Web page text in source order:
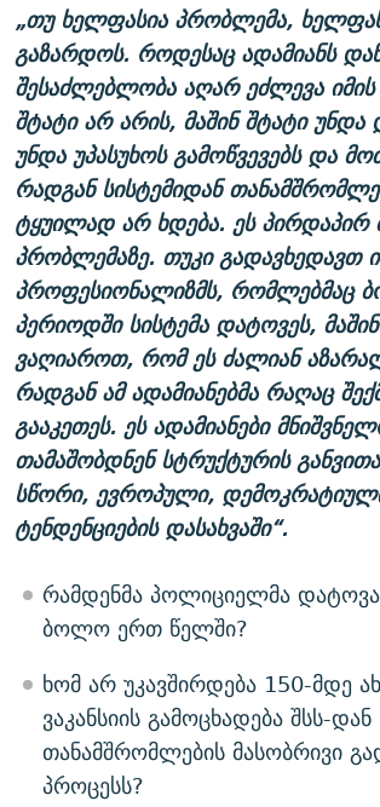
„თუ ხელფასია პრობლემა,
გაზარდოს. როდესაც ადამიანს
შესაძლებლობა აღარ ეძლევა
შტატი არ არის, მაშინ შტატი უნდა
უნდა უპასუხოს გამოწვევებს და
რადგან სისტემიდან
ტყუილად არ ხდება. ეს პირდაპირ
პრობლემაზე. თუკი გადავხედავთ
პროფესიონალიზმს, რომლებმაც
პერიოდში სისტემა დატოვეს,
ვაღიაროთ, რომ ეს ძალიან
რადგან ამ ადამიანებმა რაღაც
გააკეთეს. ეს ადამიანები
თამაშობდნენ სტრუქტურის
სწორი, ევროპული,
ტენდენციების დასახვაში“.
რამდენმა პოლიციელმა დატოვა
ბოლო ერთ წელში?
ხომ არ უკავშირდება 150-მდე
ვაკანსიის გამოცხადება შსს-დან
თანამშრომლების მასობრივი
პროცესს?